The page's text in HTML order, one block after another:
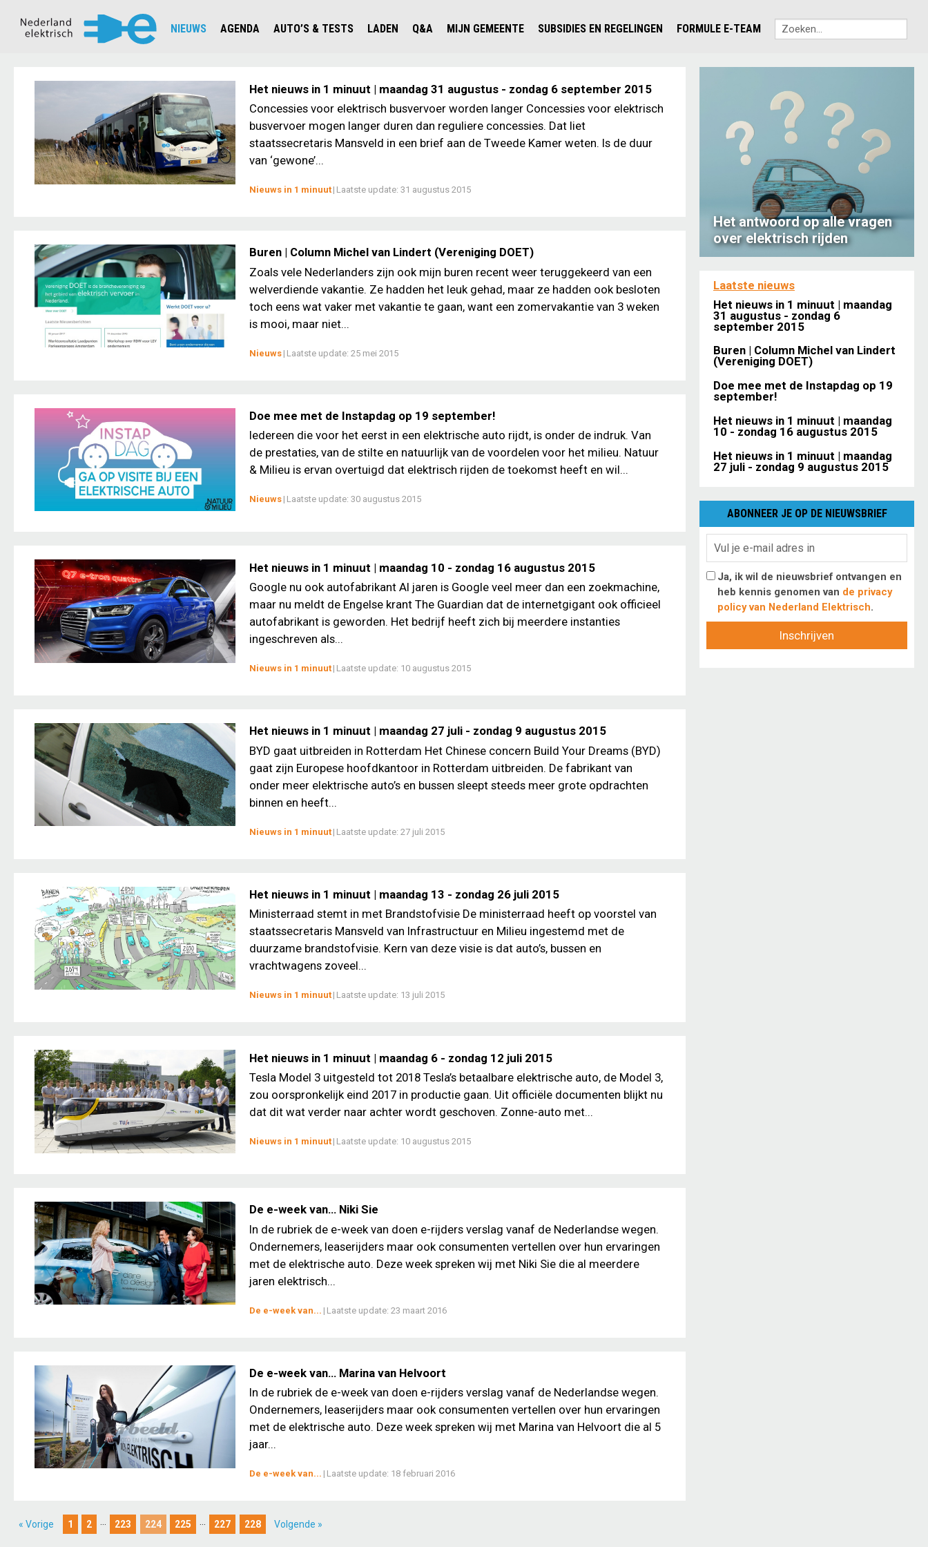
NIEUWS
CIJFERS EN STATISTIEKEN EV'S IN NEDERLAND
AANMELDEN NIEUWSBRIEF
AGENDA
AUTO’S & TESTS
JOUW VOLGENDE AUTO ELEKTRISCH?
LADEN
Q&A
OPLADEN
SLIM LADEN
MIJN GEMEENTE
VVE
SUBSIDIES EN REGELINGEN FORMULE E-TEAM
Het nieuws in 1 minuut | maandag 31 augustus - zondag 6 september 2015
Concessies voor elektrisch busvervoer worden langer Concessies voor elektrisch
busvervoer mogen langer duren dan reguliere concessies. Dat liet
staatssecretaris Mansveld in een brief aan de Tweede Kamer weten. Is de duur
van ‘gewone’...
Nieuws in 1 minuut | Laatste update: 31 augustus 2015
Buren | Column Michel van Lindert (Vereniging DOET)
Zoals vele Nederlanders zijn ook mijn buren recent weer teruggekeerd van een
welverdiende vakantie. Ze hadden het leuk gehad, maar ze hadden ook besloten
toch eens wat vaker met vakantie te gaan, want een zomervakantie van 3 weken
is mooi, maar niet...
Nieuws | Laatste update: 25 mei 2015
Doe mee met de Instapdag op 19 september!
Iedereen die voor het eerst in een elektrische auto rijdt, is onder de indruk. Van
de prestaties, van de stilte en natuurlijk van de voordelen voor het milieu. Natuur
& Milieu is ervan overtuigd dat elektrisch rijden de toekomst heeft en wil...
Nieuws | Laatste update: 30 augustus 2015
Het nieuws in 1 minuut | maandag 10 - zondag 16 augustus 2015
Google nu ook autofabrikant Al jaren is Google veel meer dan een zoekmachine,
maar nu meldt de Engelse krant The Guardian dat de internetgigant ook officieel
autofabrikant is geworden. Het bedrijf heeft zich bij meerdere instanties
ingeschreven als...
Nieuws in 1 minuut | Laatste update: 10 augustus 2015
Het nieuws in 1 minuut | maandag 27 juli - zondag 9 augustus 2015
BYD gaat uitbreiden in Rotterdam Het Chinese concern Build Your Dreams (BYD)
gaat zijn Europese hoofdkantoor in Rotterdam uitbreiden. De fabrikant van
onder meer elektrische auto’s en bussen sleept steeds meer grote opdrachten
binnen en heeft...
Nieuws in 1 minuut | Laatste update: 27 juli 2015
Het nieuws in 1 minuut | maandag 13 - zondag 26 juli 2015
Ministerraad stemt in met Brandstofvisie De ministerraad heeft op voorstel van
staatssecretaris Mansveld van Infrastructuur en Milieu ingestemd met de
duurzame brandstofvisie. Kern van deze visie is dat auto’s, bussen en
vrachtwagens zoveel...
Nieuws in 1 minuut | Laatste update: 13 juli 2015
Het nieuws in 1 minuut | maandag 6 - zondag 12 juli 2015
Tesla Model 3 uitgesteld tot 2018 Tesla’s betaalbare elektrische auto, de Model 3,
zou oorspronkelijk eind 2017 in productie gaan. Uit officiële documenten blijkt nu
dat dit wat verder naar achter wordt geschoven. Zonne-auto met...
Nieuws in 1 minuut | Laatste update: 10 augustus 2015
De e-week van… Niki Sie
In de rubriek de e-week van doen e-rijders verslag vanaf de Nederlandse wegen.
Ondernemers, leaserijders maar ook consumenten vertellen over hun ervaringen
met de elektrische auto. Deze week spreken wij met Niki Sie die al meerdere
jaren elektrisch...
De e-week van... | Laatste update: 23 maart 2016
De e-week van… Marina van Helvoort
In de rubriek de e-week van doen e-rijders verslag vanaf de Nederlandse wegen.
Ondernemers, leaserijders maar ook consumenten vertellen over hun ervaringen
met de elektrische auto. Deze week spreken wij met Marina van Helvoort die al 5
jaar...
De e-week van... | Laatste update: 18 februari 2016
« Vorige 1 2 ... 223 224 225 ... 227 228 Volgende »
Het antwoord op alle vragen
over elektrisch rijden
Laatste nieuws
Het nieuws in 1 minuut | maandag
31 augustus - zondag 6
september 2015
Buren | Column Michel van Lindert
(Vereniging DOET)
Doe mee met de Instapdag op 19
september!
Het nieuws in 1 minuut | maandag
10 - zondag 16 augustus 2015
Het nieuws in 1 minuut | maandag
27 juli - zondag 9 augustus 2015
ABONNEER JE OP DE NIEUWSBRIEF
Ja, ik wil de nieuwsbrief ontvangen en
heb kennis genomen van de privacy
policy van Nederland Elektrisch.
Inschrijven